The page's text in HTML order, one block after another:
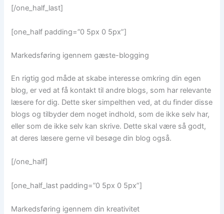
[/one_half_last]
[one_half padding=”0 5px 0 5px”]
Markedsføring igennem gæste-blogging
En rigtig god måde at skabe interesse omkring din egen
blog, er ved at få kontakt til andre blogs, som har relevante
læsere for dig. Dette sker simpelthen ved, at du finder disse
blogs og tilbyder dem noget indhold, som de ikke selv har,
eller som de ikke selv kan skrive. Dette skal være så godt,
at deres læsere gerne vil besøge din blog også.
[/one_half]
[one_half_last padding=”0 5px 0 5px”]
Markedsføring igennem din kreativitet